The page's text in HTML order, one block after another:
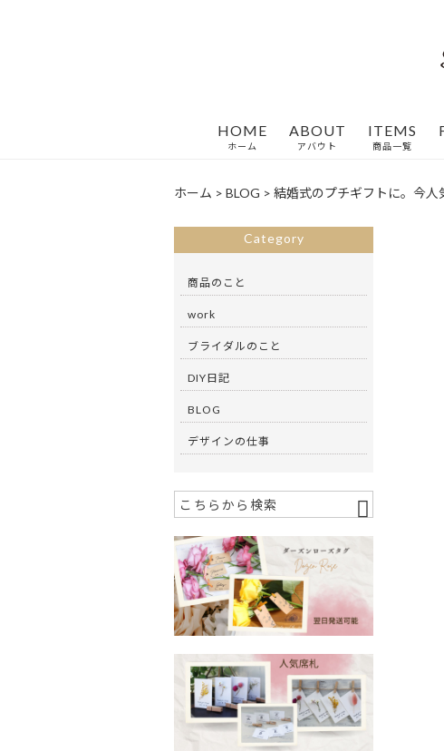
HOME
ホーム
ABOUT
アバウト
ITEMS
商品一覧
ホーム > BLOG > 結婚式のプチギフトに。今人
Category
商品のこと
work
ブライダルのこと
DIY日記
BLOG
デザインの仕事